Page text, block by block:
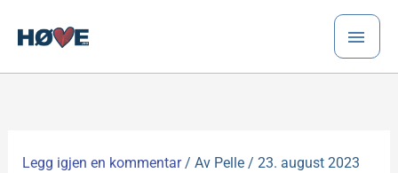
rett
innholdet
Legg igjen en kommentar / Av Pelle / 23. august 2023